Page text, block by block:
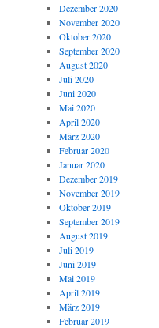
Dezember 2020
November 2020
Oktober 2020
September 2020
August 2020
Juli 2020
Juni 2020
Mai 2020
April 2020
März 2020
Februar 2020
Januar 2020
Dezember 2019
November 2019
Oktober 2019
September 2019
August 2019
Juli 2019
Juni 2019
Mai 2019
April 2019
März 2019
Februar 2019